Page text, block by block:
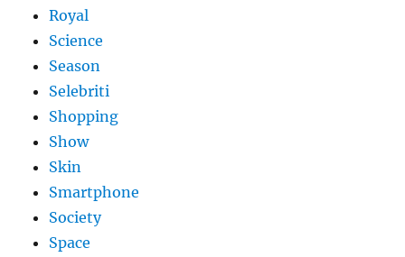
Royal
Science
Season
Selebriti
Shopping
Show
Skin
Smartphone
Society
Space